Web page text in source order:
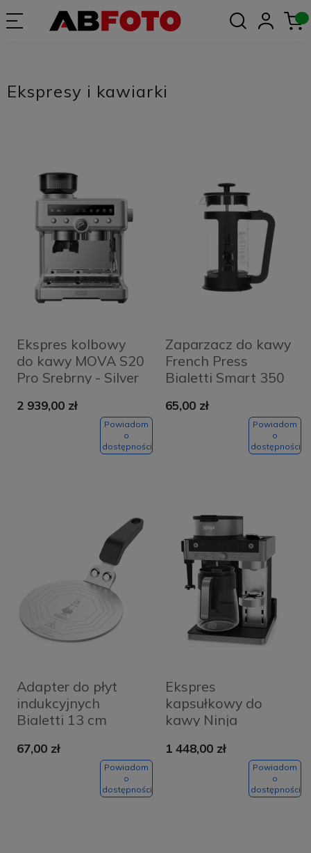
Ekspresy i kawiarki
Ekspres kolbowy
do kawy MOVA S20
Pro Srebrny - Silver
2 939,00 zł
Powiadom
o
dostępności
Zaparzacz do kawy
French Press
Bialetti Smart 350
65,00 zł
Powiadom
o
dostępności
Adapter do płyt
indukcyjnych
Bialetti 13 cm
67,00 zł
Powiadom
o
dostępności
Ekspres
kapsułkowy do
kawy Ninja
Srebrny - Silver
1 448,00 zł
Powiadom
o
dostępności